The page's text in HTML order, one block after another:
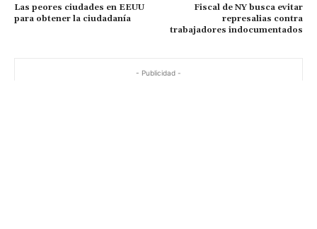
Las peores ciudades en EEUU
para obtener la ciudadanía
Fiscal de NY busca evitar
represalias contra
trabajadores indocumentados
- Publicidad -